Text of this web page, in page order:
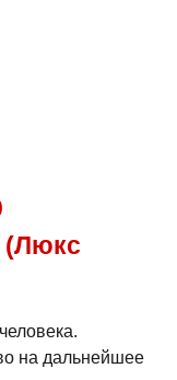
(Люкс
на дальнейшее